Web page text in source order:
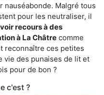
nauséabonde. Malgré tous
pour les neutraliser, il
voir recours à des
à La Châtre comme
reconnaître ces petites
vie des punaises de lit et
pour de bon ?
c'est ?